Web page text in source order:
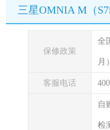
三星OMNIA M（
保修政策
全
月）
客服电话
自
检